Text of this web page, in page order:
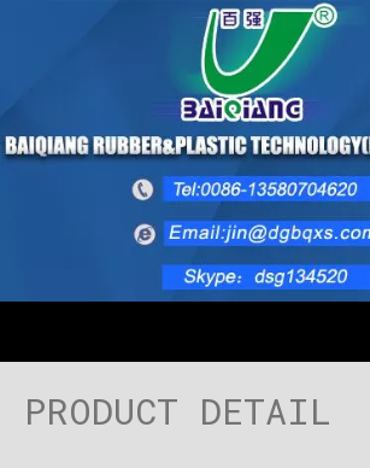
PRODUCT DETAIL